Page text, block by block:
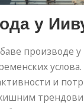
у
производе
и